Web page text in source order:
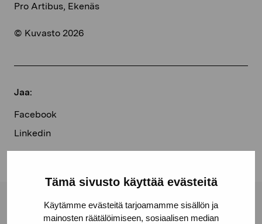
Tämä sivusto käyttää evästeitä
Käytämme evästeitä tarjoamamme sisällön ja
mainosten räätälöimiseen, sosiaalisen median
Pro Artibus, Ekenäs
© Kuvasto 2026
Jaa:
Facebook
Linkedin
Pro Artibus -säätiö